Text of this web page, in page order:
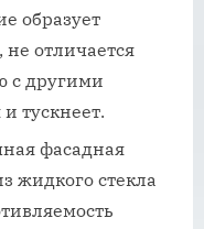
образует
отличается
с другими
тускнеет.
фасадная
жидкого стекла